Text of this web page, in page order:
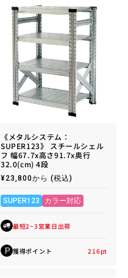
《メタルシステム：
SUPER123》 スチールシェル
フ 幅67.7x高さ91.7x奥行
32.0(cm) 4段
通
価
格
¥23,800から (税込)
SUPER123 カラー対応
最短2~3営業日出荷
P 獲得ポイント 216pt